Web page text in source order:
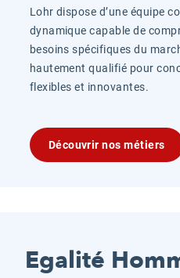
Lohr dispose d’une équipe
dynamique capable de
besoins spécifiques du
hautement qualifié pour
flexibles et innovantes.
Découvrir nos métiers
Egalité